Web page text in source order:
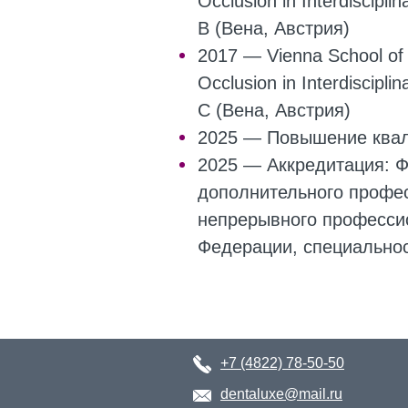
B (Вена, Австрия)
2017 — Vienna School of
Occlusion in
С (Вена, Австрия)
2025 — Повышение
2025 — Аккредитация:
дополнительного
непрерывного
Федерации,
+7 (4822) 78-50-50
dentaluxe@mail.ru